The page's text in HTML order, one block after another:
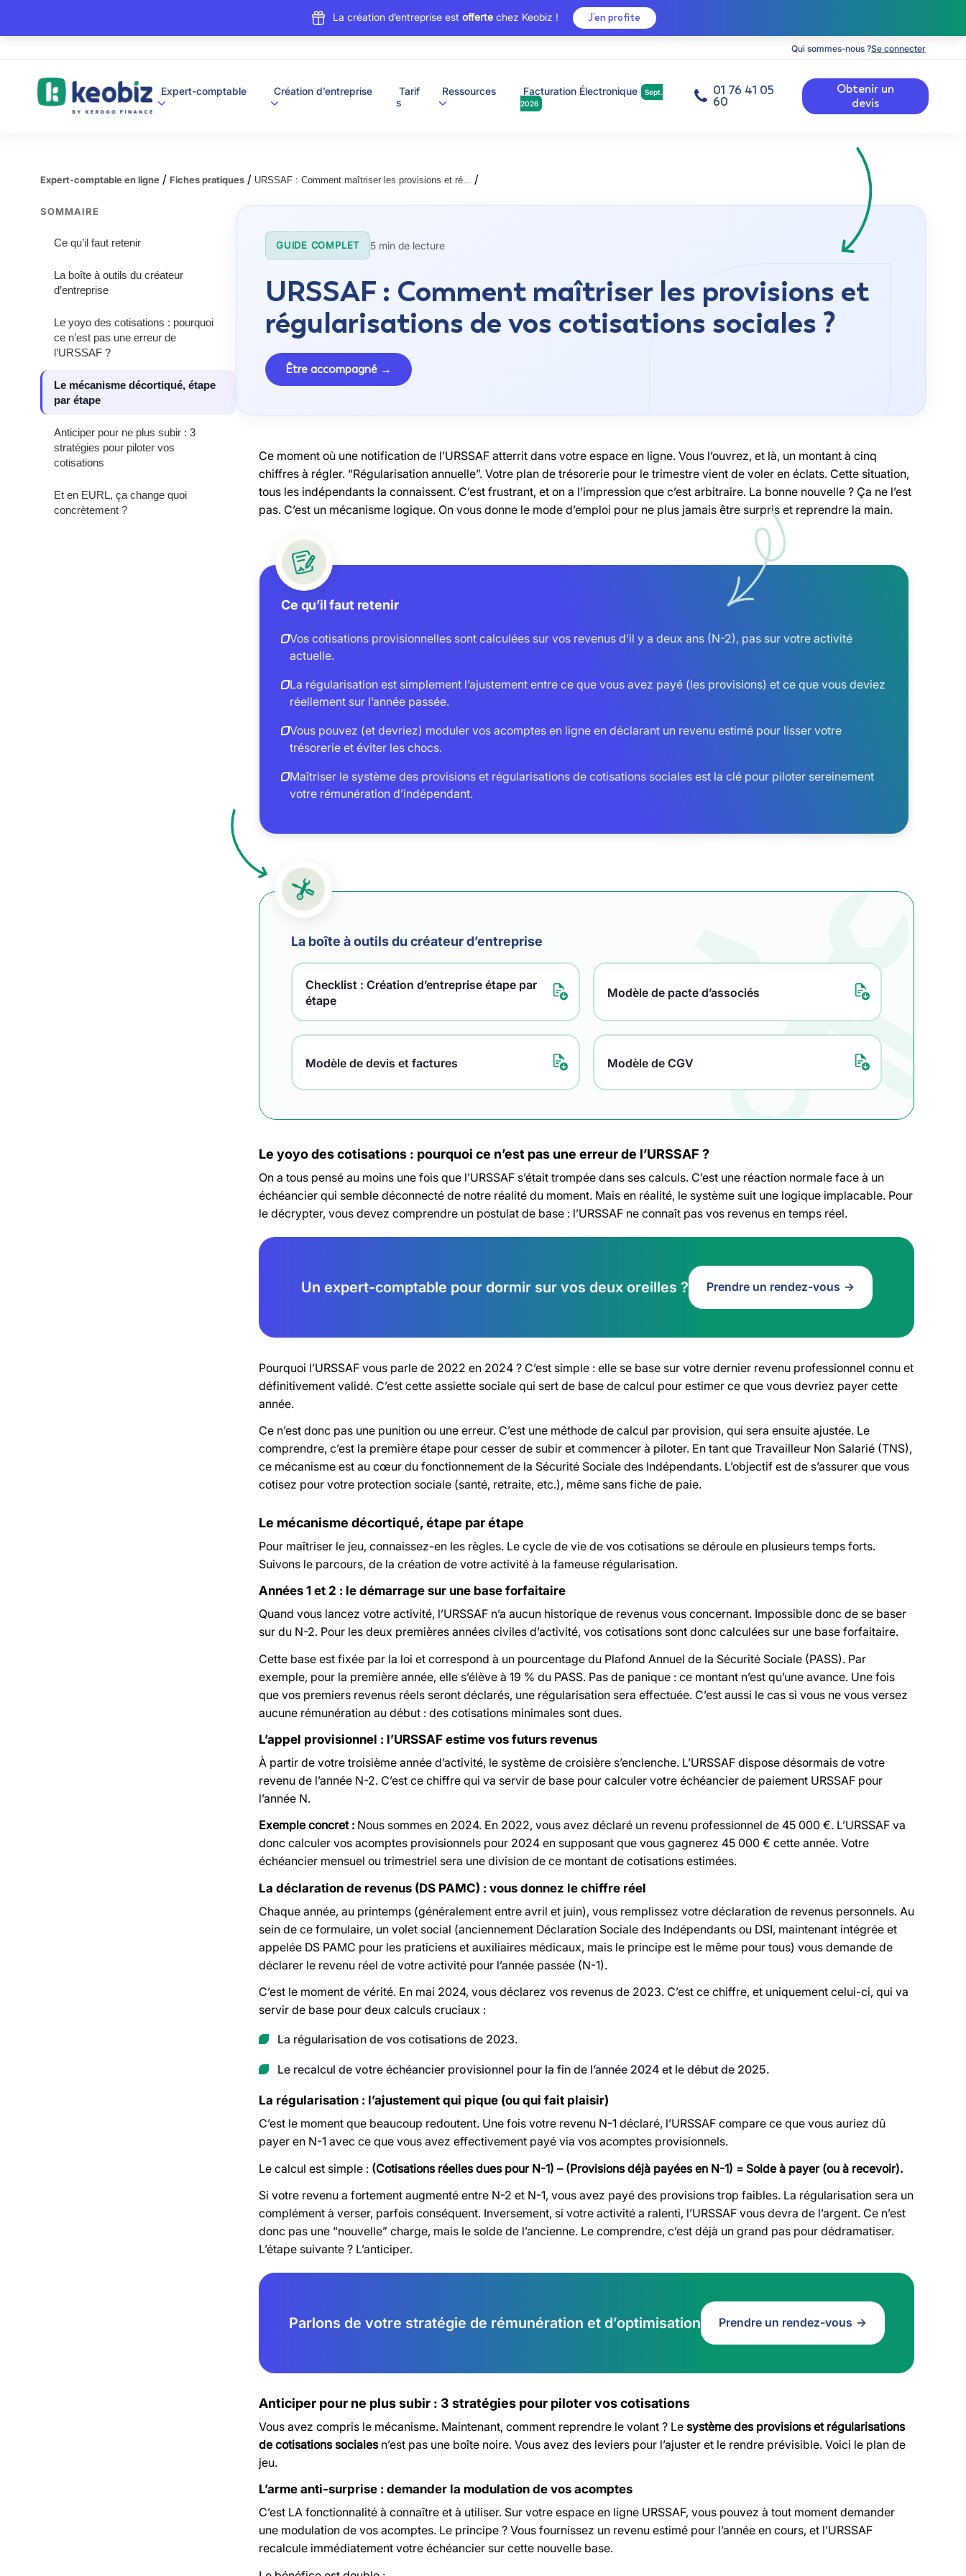
La création d’entreprise est offertechez Keobiz ! J’en profite
Qui sommes-nous ?Se connecter
A
c
c
u
Expert-comptable Création d’entreprise
Tarif
s
Ressources Facturation Électronique
Sept.
2026
01 76 41 05
60
Obtenir un
devis
Expert-comptable en ligne / Fiches pratiques / URSSAF : Comment maîtriser les provisions et ré... /
SOMMAIRE
Ce qu’il faut retenir
La boîte à outils du créateur
d’entreprise
Le yoyo des cotisations : pourquoi
ce n’est pas une erreur de
l’URSSAF ?
Le mécanisme décortiqué, étape
par étape
Anticiper pour ne plus subir : 3
stratégies pour piloter vos
cotisations
Et en EURL, ça change quoi
concrètement ?
GUIDE COMPLET 5 min de lecture
URSSAF : Comment maîtriser les provisions et
régularisations de vos cotisations sociales ?
Être accompagné →
Ce moment où une notification de l’URSSAF atterrit dans votre espace en ligne. Vous l’ouvrez, et là, un montant à cinq
chiffres à régler. “Régularisation annuelle”. Votre plan de trésorerie pour le trimestre vient de voler en éclats. Cette situation,
tous les indépendants la connaissent. C’est frustrant, et on a l’impression que c’est arbitraire. La bonne nouvelle ? Ça ne l’est
pas. C’est un mécanisme logique. On vous donne le mode d’emploi pour ne plus jamais être surpris et reprendre la main.
Ce qu’il faut retenir
Vos cotisations provisionnelles sont calculées sur vos revenus d’il y a deux ans (N-2), pas sur votre activité
actuelle.
La régularisation est simplement l’ajustement entre ce que vous avez payé (les provisions) et ce que vous deviez
réellement sur l’année passée.
Vous pouvez (et devriez) moduler vos acomptes en ligne en déclarant un revenu estimé pour lisser votre
trésorerie et éviter les chocs.
Maîtriser le système des provisions et régularisations de cotisations sociales est la clé pour piloter sereinement
votre rémunération d’indépendant.
La boîte à outils du créateur d’entreprise
Checklist : Création d’entreprise étape par
étape
Modèle de pacte d’associés
Modèle de devis et factures Modèle de CGV
Le yoyo des cotisations : pourquoi ce n’est pas une erreur de l’URSSAF ?
On a tous pensé au moins une fois que l’URSSAF s’était trompée dans ses calculs. C’est une réaction normale face à un
échéancier qui semble déconnecté de notre réalité du moment. Mais en réalité, le système suit une logique implacable. Pour
le décrypter, vous devez comprendre un postulat de base : l’URSSAF ne connaît pas vos revenus en temps réel.
Un expert-comptable pour dormir sur vos deux oreilles ? Prendre un rendez-vous
Pourquoi l’URSSAF vous parle de 2022 en 2024 ? C’est simple : elle se base sur votre dernier revenu professionnel connu et
définitivement validé. C’est cette assiette sociale qui sert de base de calcul pour estimer ce que vous devriez payer cette
année.
Ce n’est donc pas une punition ou une erreur. C’est une méthode de calcul par provision, qui sera ensuite ajustée. Le
comprendre, c’est la première étape pour cesser de subir et commencer à piloter. En tant que Travailleur Non Salarié (TNS),
ce mécanisme est au cœur du fonctionnement de la Sécurité Sociale des Indépendants. L’objectif est de s’assurer que vous
cotisez pour votre protection sociale (santé, retraite, etc.), même sans fiche de paie.
Le mécanisme décortiqué, étape par étape
Pour maîtriser le jeu, connaissez-en les règles. Le cycle de vie de vos cotisations se déroule en plusieurs temps forts.
Suivons le parcours, de la création de votre activité à la fameuse régularisation.
Années 1 et 2 : le démarrage sur une base forfaitaire
Quand vous lancez votre activité, l’URSSAF n’a aucun historique de revenus vous concernant. Impossible donc de se baser
sur du N-2. Pour les deux premières années civiles d’activité, vos cotisations sont donc calculées sur une base forfaitaire.
Cette base est fixée par la loi et correspond à un pourcentage du Plafond Annuel de la Sécurité Sociale (PASS). Par
exemple, pour la première année, elle s’élève à 19 % du PASS. Pas de panique : ce montant n’est qu’une avance. Une fois
que vos premiers revenus réels seront déclarés, une régularisation sera effectuée. C’est aussi le cas si vous ne vous versez
aucune rémunération au début : des cotisations minimales sont dues.
L’appel provisionnel : l’URSSAF estime vos futurs revenus
À partir de votre troisième année d’activité, le système de croisière s’enclenche. L’URSSAF dispose désormais de votre
revenu de l’année N-2. C’est ce chiffre qui va servir de base pour calculer votre échéancier de paiement URSSAF pour
l’année N.
Exemple concret : Nous sommes en 2024. En 2022, vous avez déclaré un revenu professionnel de 45 000 €. L’URSSAF va
donc calculer vos acomptes provisionnels pour 2024 en supposant que vous gagnerez 45 000 € cette année. Votre
échéancier mensuel ou trimestriel sera une division de ce montant de cotisations estimées.
La déclaration de revenus (DS PAMC) : vous donnez le chiffre réel
Chaque année, au printemps (généralement entre avril et juin), vous remplissez votre déclaration de revenus personnels. Au
sein de ce formulaire, un volet social (anciennement Déclaration Sociale des Indépendants ou DSI, maintenant intégrée et
appelée DS PAMC pour les praticiens et auxiliaires médicaux, mais le principe est le même pour tous) vous demande de
déclarer le revenu réel de votre activité pour l’année passée (N-1).
C’est le moment de vérité. En mai 2024, vous déclarez vos revenus de 2023. C’est ce chiffre, et uniquement celui-ci, qui va
servir de base pour deux calculs cruciaux :
La régularisation de vos cotisations de 2023.
Le recalcul de votre échéancier provisionnel pour la fin de l’année 2024 et le début de 2025.
La régularisation : l’ajustement qui pique (ou qui fait plaisir)
C’est le moment que beaucoup redoutent. Une fois votre revenu N-1 déclaré, l’URSSAF compare ce que vous auriez dû
payer en N-1 avec ce que vous avez effectivement payé via vos acomptes provisionnels.
Le calcul est simple : (Cotisations réelles dues pour N-1) – (Provisions déjà payées en N-1) = Solde à payer (ou à recevoir).
Si votre revenu a fortement augmenté entre N-2 et N-1, vous avez payé des provisions trop faibles. La régularisation sera un
complément à verser, parfois conséquent. Inversement, si votre activité a ralenti, l’URSSAF vous devra de l’argent. Ce n’est
donc pas une “nouvelle” charge, mais le solde de l’ancienne. Le comprendre, c’est déjà un grand pas pour dédramatiser.
L’étape suivante ? L’anticiper.
Parlons de votre stratégie de rémunération et d’optimisation Prendre un rendez-vous
Anticiper pour ne plus subir : 3 stratégies pour piloter vos cotisations
Vous avez compris le mécanisme. Maintenant, comment reprendre le volant ? Le système des provisions et régularisations
de cotisations socialesn’est pas une boîte noire. Vous avez des leviers pour l’ajuster et le rendre prévisible. Voici le plan de
jeu.
L’arme anti-surprise : demander la modulation de vos acomptes
C’est LA fonctionnalité à connaître et à utiliser. Sur votre espace en ligne URSSAF, vous pouvez à tout moment demander
une modulation de vos acomptes. Le principe ? Vous fournissez un revenu estimé pour l’année en cours, et l’URSSAF
recalcule immédiatement votre échéancier sur cette nouvelle base.